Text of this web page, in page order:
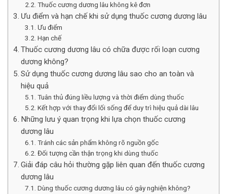
Thuốc cương dương lâu không kê đơn
Ưu điểm và hạn chế khi sử dụng thuốc cương dương lâu
Ưu điểm
Hạn chế
Thuốc cương dương lâu có chữa được rối loạn cương
dương không?
Sử dụng thuốc cương dương lâu sao cho an toàn và
hiệu quả
Tuân thủ đúng liều lượng và thời điểm dùng thuốc
Kết hợp với thay đổi lối sống để duy trì hiệu quả dài lâu
Những lưu ý quan trọng khi lựa chọn thuốc cương
dương lâu
Tránh các sản phẩm không rõ nguồn gốc
Đối tượng cần thận trọng khi dùng thuốc
Giải đáp câu hỏi thường gặp liên quan đến thuốc cương
dương lâu
Dùng thuốc cương dương lâu có gây nghiện không?